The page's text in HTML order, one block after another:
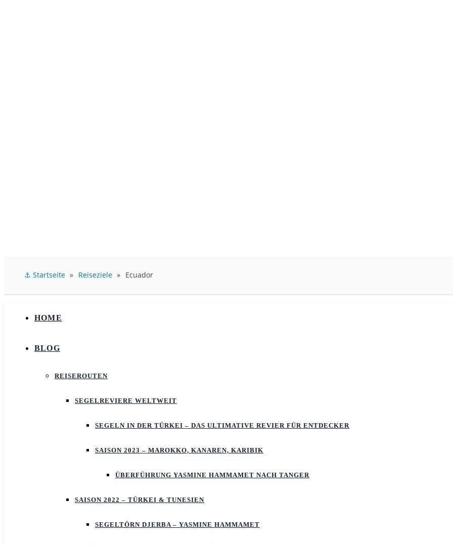
⚓ Startseite » Reiseziele » Ecuador
HOME
BLOG
REISEROUTEN
SEGELREVIERE WELTWEIT
SEGELN IN DER TÜRKEI – DAS ULTIMATIVE REVIER FÜR ENTDECKER
SAISON 2023 – MAROKKO, KANAREN, KARIBIK
ÜBERFÜHRUNG YASMINE HAMMAMET NACH TANGER
SAISON 2022 – TÜRKEI & TUNESIEN
SEGELTÖRN DJERBA – YASMINE HAMMAMET